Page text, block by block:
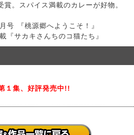
。スパイス満載のカレーが好物。
号 『桃源郷へようこそ！』
『サカキさんちのコ猫たち』
１集、好評発売中!!